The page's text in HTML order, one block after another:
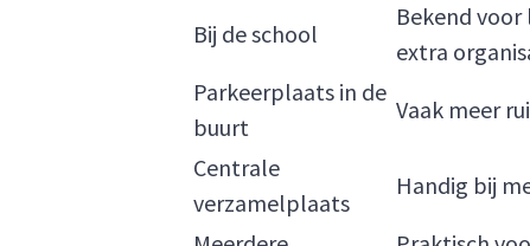
Bij de school
Bekend
extra
Parkeerplaats in de
buurt
Vaak meer
Centrale
verzamelplaats
Handig bij